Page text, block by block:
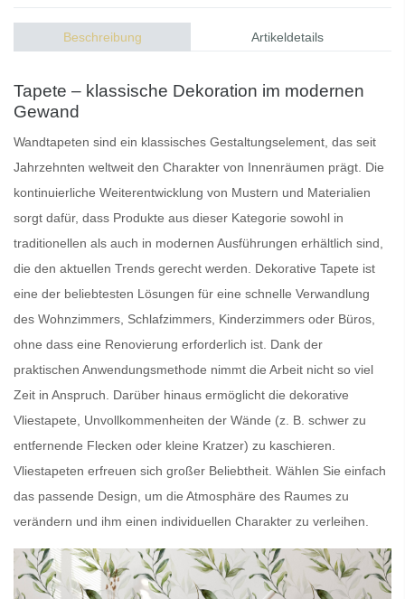
Beschreibung Artikeldetails
Tapete – klassische Dekoration im modernen
Gewand
Wandtapeten sind ein klassisches Gestaltungselement, das seit
Jahrzehnten weltweit den Charakter von Innenräumen prägt. Die
kontinuierliche Weiterentwicklung von Mustern und Materialien
sorgt dafür, dass Produkte aus dieser Kategorie sowohl in
traditionellen als auch in modernen Ausführungen erhältlich sind,
die den aktuellen Trends gerecht werden. Dekorative Tapete ist
eine der beliebtesten Lösungen für eine schnelle Verwandlung
des Wohnzimmers, Schlafzimmers, Kinderzimmers oder Büros,
ohne dass eine Renovierung erforderlich ist. Dank der
praktischen Anwendungsmethode nimmt die Arbeit nicht so viel
Zeit in Anspruch. Darüber hinaus ermöglicht die dekorative
Vliestapete, Unvollkommenheiten der Wände (z. B. schwer zu
entfernende Flecken oder kleine Kratzer) zu kaschieren.
Vliestapeten erfreuen sich großer Beliebtheit. Wählen Sie einfach
das passende Design, um die Atmosphäre des Raumes zu
verändern und ihm einen individuellen Charakter zu verleihen.